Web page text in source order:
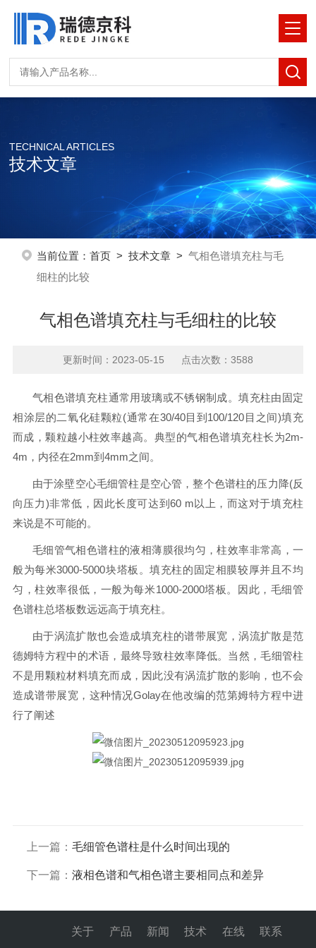
TECHNICAL ARTICLES
技术文章
当前位置： 首页> 技术文章> 气相色谱填充柱与毛
细柱的比较
气相色谱填充柱与毛细柱的比较
更新时间：2023-05-15 点击次数：3588
气相色谱填充柱通常用玻璃或不锈钢制成。填充柱由固定
相涂层的二氧化硅颗粒(通常在30/40目到100/120目之间)填充
而成，颗粒越小柱效率越高。典型的气相色谱填充柱长为2m-
4m，内径在2mm到4mm之间。
由于涂壁空心毛细管柱是空心管，整个色谱柱的压力降(反
向压力)非常低，因此长度可达到60 m以上，而这对于填充柱
来说是不可能的。
毛细管气相色谱柱的液相薄膜很均匀，柱效率非常高，一
般为每米3000-5000块塔板。填充柱的固定相膜较厚并且不均
匀，柱效率很低，一般为每米1000-2000塔板。因此，毛细管
色谱柱总塔板数远远高于填充柱。
由于涡流扩散也会造成填充柱的谱带展宽，涡流扩散是范
德姆特方程中的术语，最终导致柱效率降低。当然，毛细管柱
不是用颗粒材料填充而成，因此没有涡流扩散的影响，也不会
造成谱带展宽，这种情况Golay在他改编的范第姆特方程中进
行了阐述
上一篇： 毛细管色谱柱是什么时间出现的
下一篇： 液相色谱和气相色谱主要相同点和差异
关于 产品 新闻 技术 在线 联系